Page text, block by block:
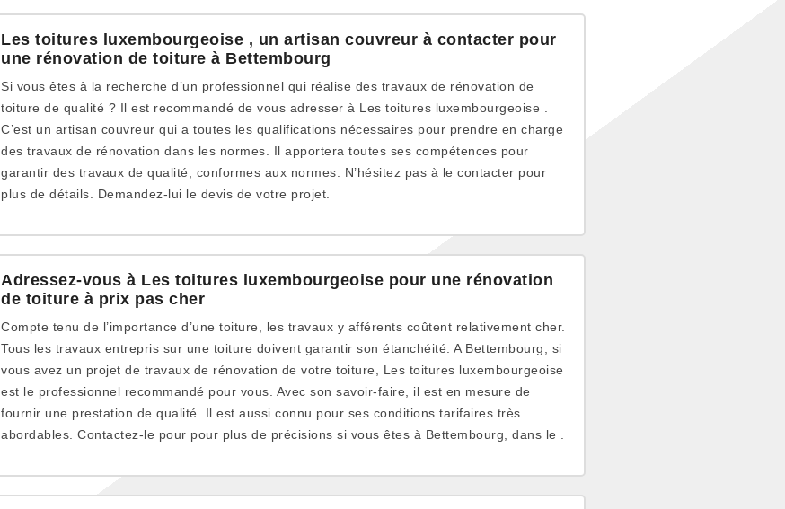
Les toitures luxembourgeoise , un artisan couvreur à contacter pour
une rénovation de toiture à Bettembourg
Si vous êtes à la recherche d’un professionnel qui réalise des travaux de rénovation de
toiture de qualité ? Il est recommandé de vous adresser à Les toitures luxembourgeoise .
C’est un artisan couvreur qui a toutes les qualifications nécessaires pour prendre en charge
des travaux de rénovation dans les normes. Il apportera toutes ses compétences pour
garantir des travaux de qualité, conformes aux normes. N’hésitez pas à le contacter pour
plus de détails. Demandez-lui le devis de votre projet.
Adressez-vous à Les toitures luxembourgeoise pour une rénovation
de toiture à prix pas cher
Compte tenu de l’importance d’une toiture, les travaux y afférents coûtent relativement cher.
Tous les travaux entrepris sur une toiture doivent garantir son étanchéité. A Bettembourg, si
vous avez un projet de travaux de rénovation de votre toiture, Les toitures luxembourgeoise
est le professionnel recommandé pour vous. Avec son savoir-faire, il est en mesure de
fournir une prestation de qualité. Il est aussi connu pour ses conditions tarifaires très
abordables. Contactez-le pour pour plus de précisions si vous êtes à Bettembourg, dans le .